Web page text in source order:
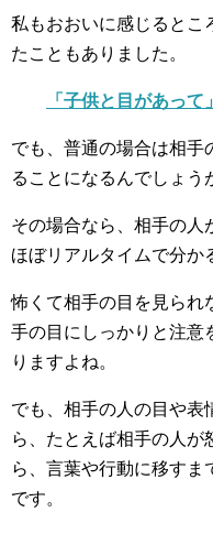
私もおおいに感じるとこ
たこともありました。
「子供と目があって」
でも、普通の場合は相手
ることになるんでしょう
その場合なら、相手の人
ほぼリアルタイムで分か
怖くて相手の目を見られ
手の目にしっかりと注意
りますよね。
でも、相手の人の目や表
ら、たとえば相手の人が
ら、言葉や行動に移すま
です。